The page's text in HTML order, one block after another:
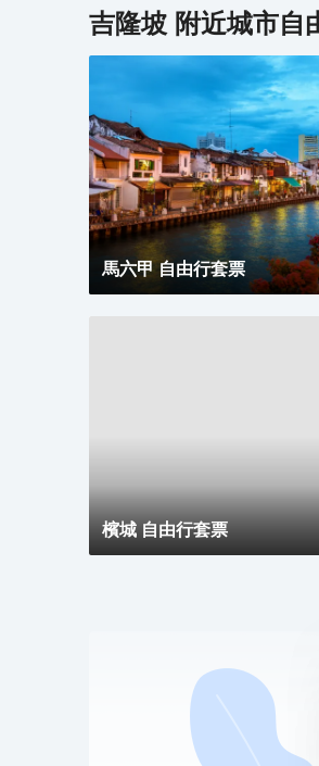
人可專享文華東方會行政貴賓
在房內免費上網。酒店內的餐
客人可以在酒店的7間餐廳，
舉辦慶祝活動。酒店設有豐
一個可容納1,800位賓客的無
廳也可容納500位客人。酒
用於研討會，國際會議，展
備。文華東方酒店活力俱樂
個寧靜的氛圍，完善的健身
人可以在酒店游泳池內暢遊，
風景。
吉隆坡 附近城市自
馬六甲 自由行套票
檳城 自由行套票